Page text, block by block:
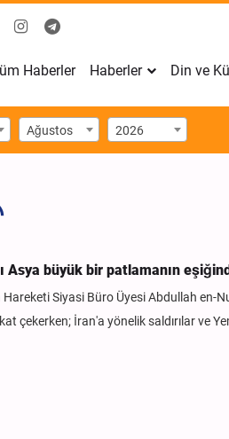
Haberler Haberler Din ve
Ağustos 2026
Asya büyük bir patlamanın
Siyasi Büro Üyesi Abdullah en-
çekerken; İran'a yönelik saldırılar ve